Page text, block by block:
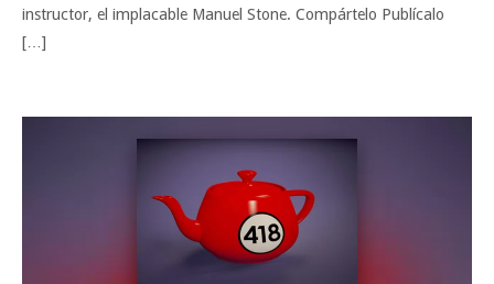
instructor, el implacable Manuel Stone. Compártelo Publícalo
[…]